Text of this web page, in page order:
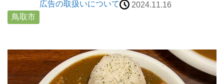
鳥取市
広告の取扱いについて 2024.11.16